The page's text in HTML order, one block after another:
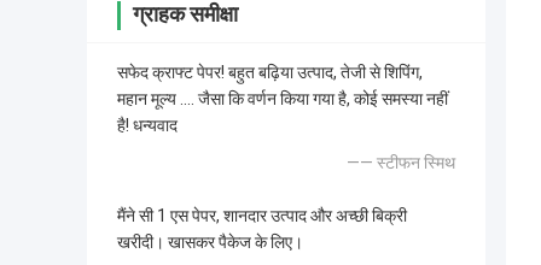
ग्राहक समीक्षा
सफेद क्राफ्ट पेपर! बहुत बढ़िया उत्पाद, तेजी से शिपिंग,
महान मूल्य .... जैसा कि वर्णन किया गया है, कोई समस्या नहीं
है! धन्यवाद
—— स्टीफन स्मिथ
मैंने सी 1 एस पेपर, शानदार उत्पाद और अच्छी बिक्री
खरीदी। खासकर पैकेज के लिए।